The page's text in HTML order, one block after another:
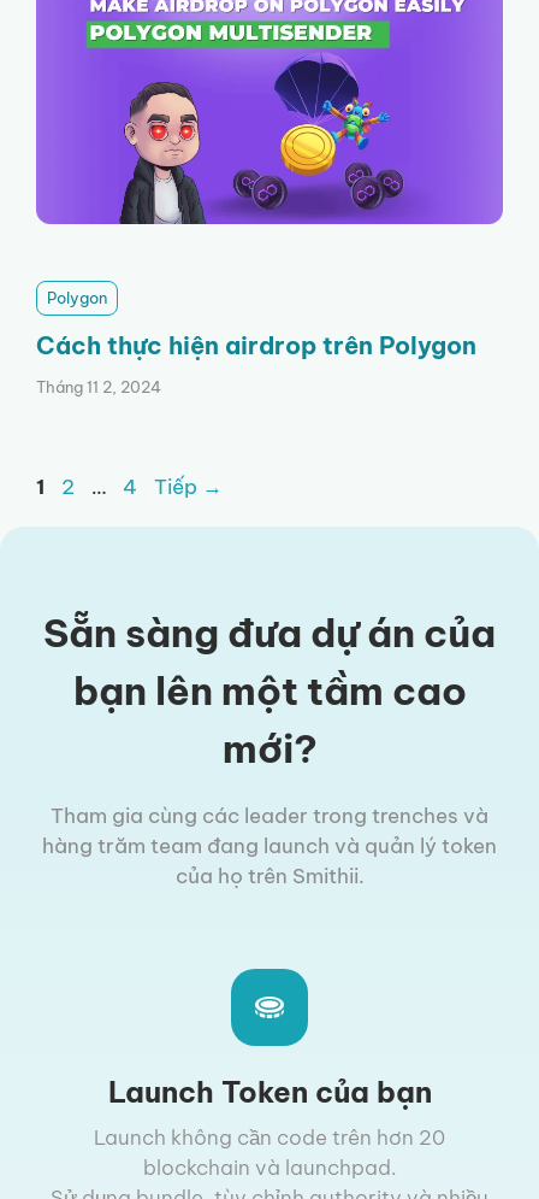
Polygon
Cách thực hiện airdrop trên Polygon
Tháng 11 2, 2024
Trang
1 Trang
2 … Trang
4 Tiếp →
Sẵn sàng đưa dự án của
bạn lên một tầm cao
mới?
Tham gia cùng các leader trong trenches và
hàng trăm team đang launch và quản lý token
của họ trên Smithii.
Launch Token của bạn
Launch không cần code trên hơn 20
blockchain và launchpad.